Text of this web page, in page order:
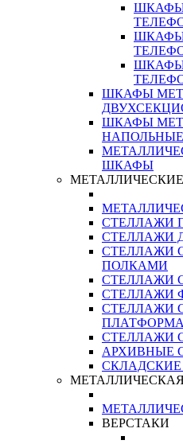
ШКАФЫ
ШКАФЫ
НАПОЛЬНЫЕ
ШКАФЫ
СТЕЛЛАЖИ
СТЕЛЛАЖИ
СТЕЛЛАЖИ
ПОЛКАМИ
СТЕЛЛАЖИ
СТЕЛЛАЖИ
СТЕЛЛАЖИ
СТЕЛЛАЖИ
АРХИВНЫЕ
ВЕРСТАКИ